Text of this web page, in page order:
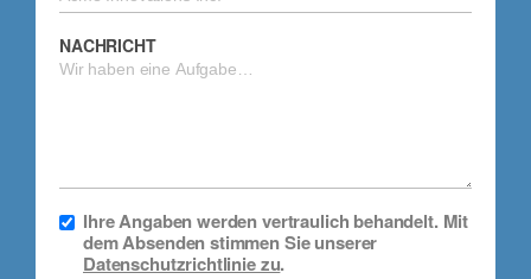
NACHRICHT
Ihre Angaben werden vertraulich behandelt. Mit
dem Absenden stimmen Sie unserer
Datenschutzrichtlinie zu.